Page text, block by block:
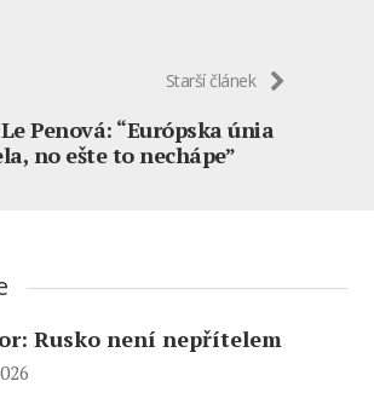
Starší článek
Penová: “Európska únia
no ešte to nechápe”
Rusko není nepřítelem